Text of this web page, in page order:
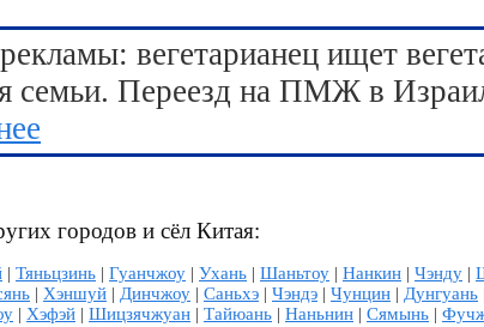
вегетарианец ищет
семьи. Переезд на ПМЖ в
городов и сёл Китая:
| Тяньцзинь | Гуанчжоу | Ухань | Шаньтоу | Нанкин | Чэнду |
| Хэншуй | Динчжоу | Саньхэ | Чэндэ | Чунцин | Дунгуань
| Хэфэй | Шицзячжуан | Тайюань | Наньнин | Сямынь |